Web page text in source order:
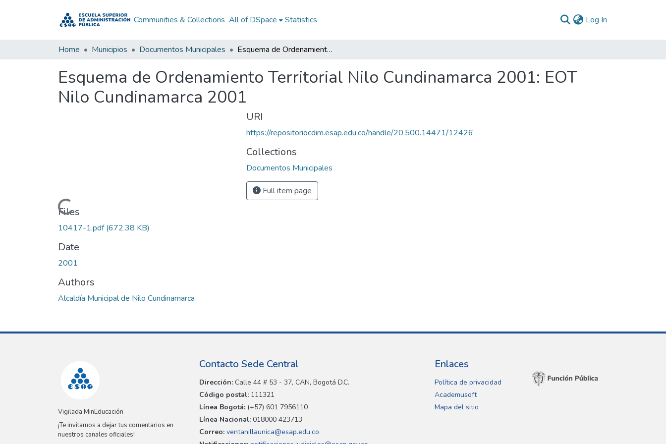
Communities & Collections All of DSpace Statistics Log In
Home Municipios Documentos Municipales Esquema de Ordenamiento Territorial Nilo Cundinamarca 2001: EOT Nilo Cundinamarca 2001
Esquema de Ordenamiento Territorial Nilo Cundinamarca 2001: EOT
Nilo Cundinamarca 2001
Loading...
Files
10417-1.pdf(672.38 KB)
Date
2001
Authors
Alcaldía Municipal de Nilo Cundinamarca
URI
https://repositoriocdim.esap.edu.co/handle/20.500.14471/12426
Collections
Documentos Municipales
Full item page
Vigilada MinEducación
¡Te invitamos a dejar tus comentarios en
nuestros canales oficiales!
Contacto Sede Central
Dirección: Calle 44 # 53 - 37, CAN, Bogotá D.C.
Código postal: 111321
Línea Bogotá: (+57) 601 7956110
Línea Nacional: 018000 423713
Correo: ventanillaunica@esap.edu.co
Enlaces
Política de privacidad
Academusoft
Mapa del sitio